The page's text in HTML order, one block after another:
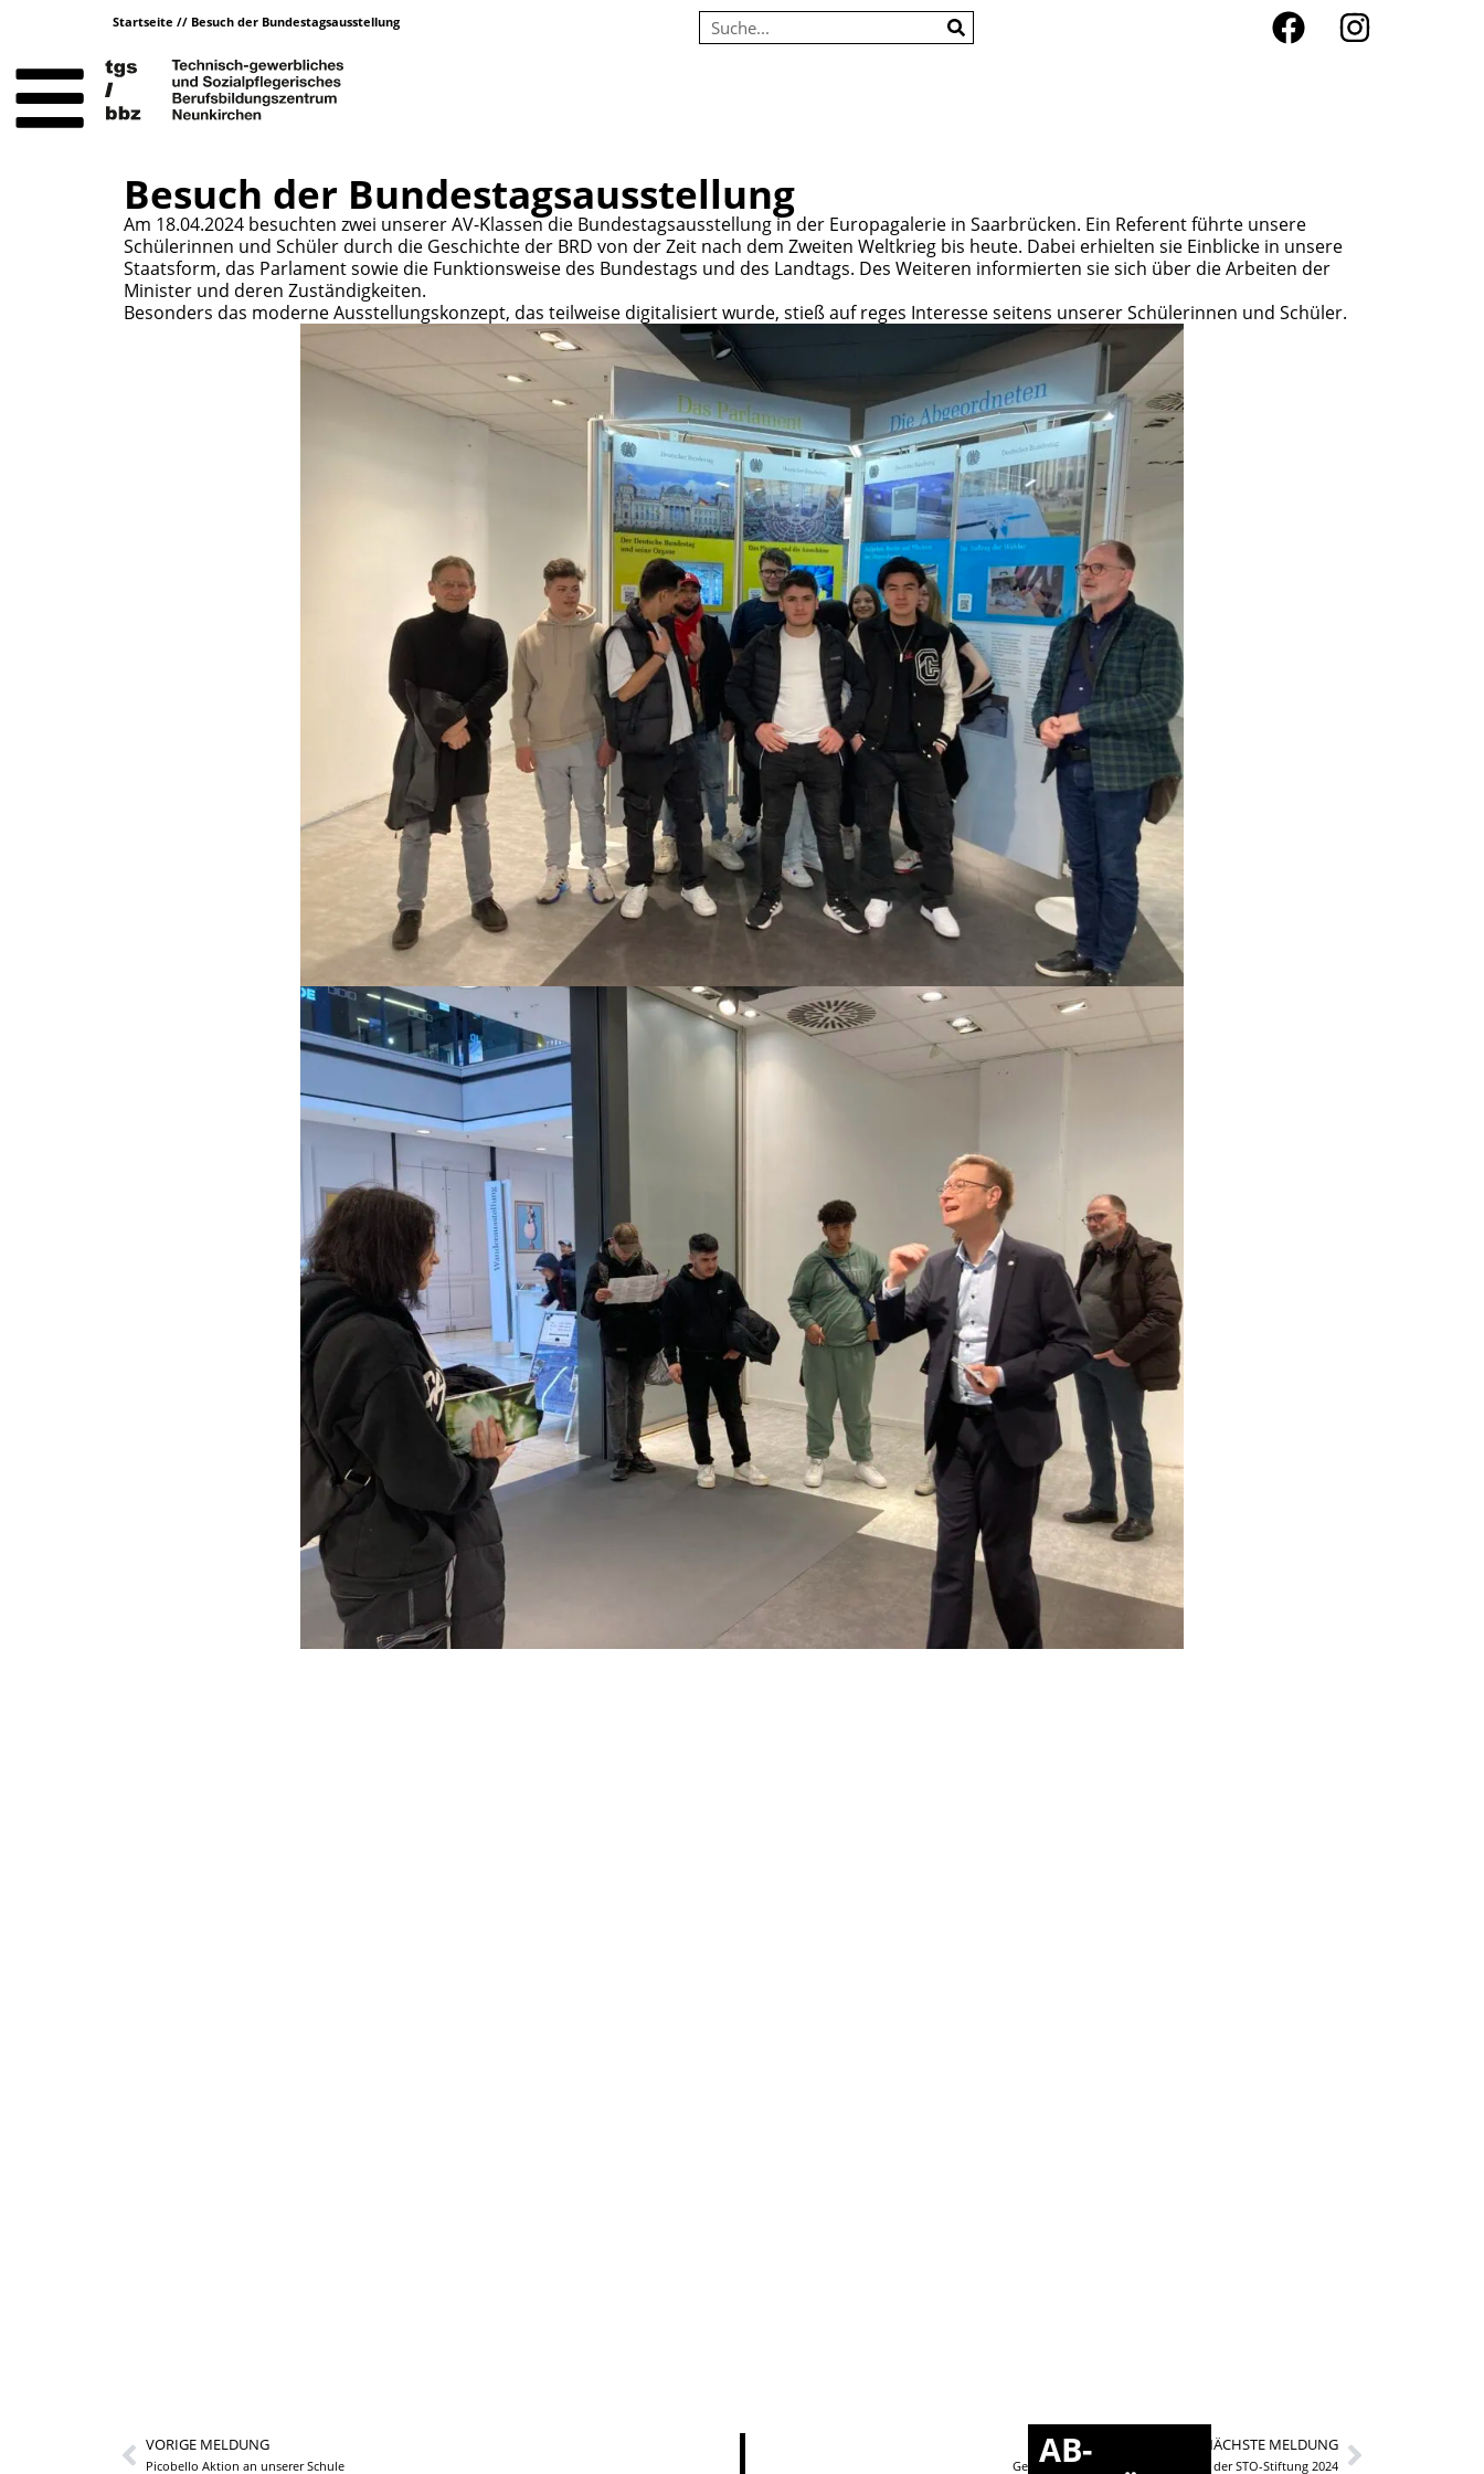
Startseite // Besuch der Bundestagsausstellung
Besuch der Bundestagsausstellung
Am 18.04.2024 besuchten zwei unserer AV-Klassen die Bundestagsausstellung in der Europagalerie in Saarbrücken. Ein Referent führte unsere
Schülerinnen und Schüler durch die Geschichte der BRD von der Zeit nach dem Zweiten Weltkrieg bis heute. Dabei erhielten sie Einblicke in unsere
Staatsform, das Parlament sowie die Funktionsweise des Bundestags und des Landtags. Des Weiteren informierten sie sich über die Arbeiten der
Minister und deren Zuständigkeiten.
Besonders das moderne Ausstellungskonzept, das teilweise digitalisiert wurde, stieß auf reges Interesse seitens unserer Schülerinnen und Schüler.
VORIGE MELDUNG
Picobello Aktion an unserer Schule
NÄCHSTE MELDUNG
Gewinner beim Bestenwettbewerb der STO-Stiftung 2024
AB-